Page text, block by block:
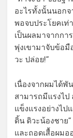
อะไรทั้งนั้นนอกจ
พอจบประโยคเท่
เป็นผลมาจากกา
พุ่งเขามาจับข้อมื
วะ ปล่อย!”
เนื่องจากผมได้พั
สามารถมีแรงไป
แข็งแรงอย่างไป
ดิ้น ดิวะน้องชาย
และถอดเสื้อผมอ